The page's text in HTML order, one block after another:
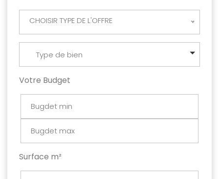
CHOISIR TYPE DE L'OFFRE
Type de bien
Votre Budget
Surface m²